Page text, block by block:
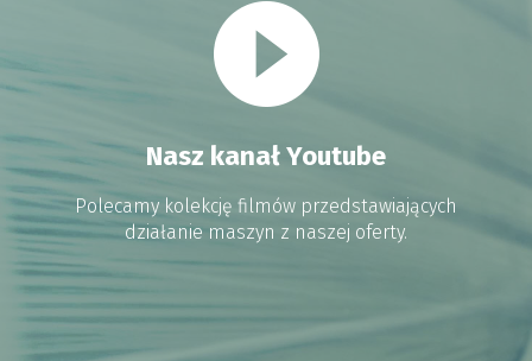
Nasz kanał Youtube
Polecamy kolekcję filmów przedstawiających
działanie maszyn z naszej oferty.